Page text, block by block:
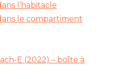
l’habitacle
le compartiment
E (2022) – boîte à